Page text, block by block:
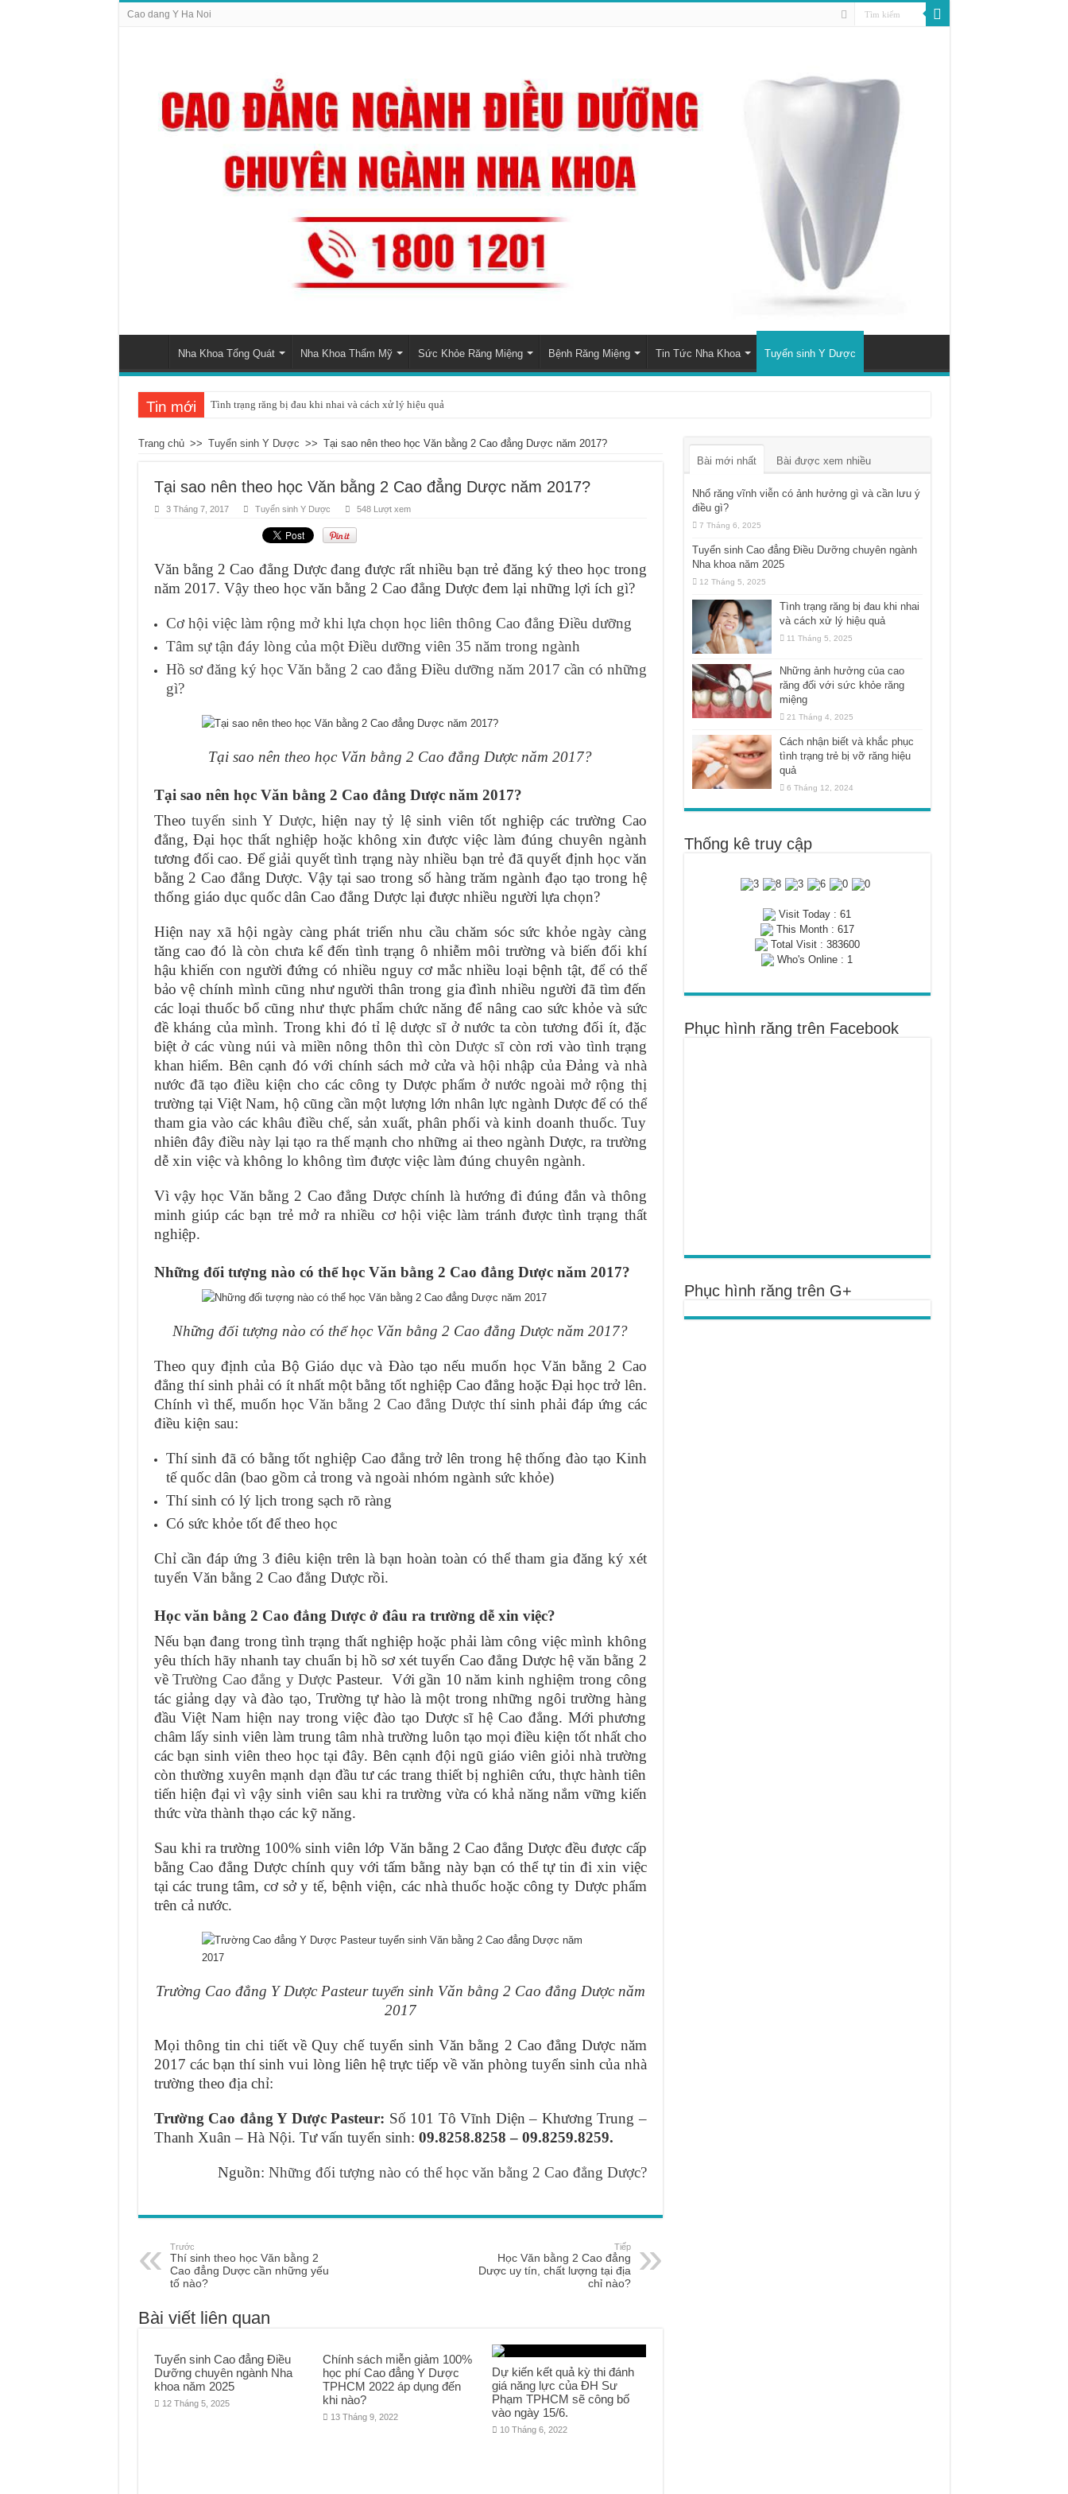
Cao dang Y Ha Noi
Nha Khoa Tổng Quát Nha Khoa Thẩm Mỹ Sức Khỏe Răng Miệng Bệnh Răng Miệng Tin Tức Nha Khoa Tuyển sinh Y Dược
Tin mới Tình trạng răng bị đau khi nhai và cách xử lý hiệu quả
Trang chủ >> Tuyển sinh Y Dược >> Tại sao nên theo học Văn bằng 2 Cao đẳng Dược năm 2017?
Tại sao nên theo học Văn bằng 2 Cao đẳng Dược năm 2017?
3 Tháng 7, 2017 Tuyển sinh Y Dược 548 Lượt xem
Văn bằng 2 Cao đẳng Dược đang được rất nhiều bạn trẻ đăng ký theo học trong
năm 2017. Vậy theo học văn bằng 2 Cao đẳng Dược đem lại những lợi ích gì?
Cơ hội việc làm rộng mở khi lựa chọn học liên thông Cao đẳng Điều dưỡng
Tâm sự tận đáy lòng của một Điều dưỡng viên 35 năm trong ngành
Hồ sơ đăng ký học Văn bằng 2 cao đẳng Điều dưỡng năm 2017 cần có những
gì?
Tại sao nên theo học Văn bằng 2 Cao đẳng Dược năm 2017?
Tại sao nên học Văn bằng 2 Cao đẳng Dược năm 2017?
Theotuyển sinh Y Dược, hiện nay tỷ lệ sinh viên tốt nghiệp các trường Cao
đẳng, Đại học thất nghiệp hoặc không xin được việc làm đúng chuyên ngành
tương đối cao. Để giải quyết tình trạng này nhiều bạn trẻ đã quyết định học văn
bằng 2 Cao đẳng Dược. Vậy tại sao trong số hàng trăm ngành đạo tạo trong hệ
thống giáo dục quốc dân Cao đẳng Dược lại được nhiều người lựa chọn?
Hiện nay xã hội ngày càng phát triển nhu cầu chăm sóc sức khỏe ngày càng
tăng cao đó là còn chưa kể đến tình trạng ô nhiễm môi trường và biến đổi khí
hậu khiến con người đứng có nhiều nguy cơ mắc nhiều loại bệnh tật, để có thể
bảo vệ chính mình cũng như người thân trong gia đình nhiều người đã tìm đến
các loại thuốc bổ cũng như thực phẩm chức năng để nâng cao sức khỏe và sức
đề kháng của mình. Trong khi đó tỉ lệ dược sĩ ở nước ta còn tương đối ít, đặc
biệt ở các vùng núi và miền nông thôn thì cònDược sĩcòn rơi vào tình trạng
khan hiểm. Bên cạnh đó với chính sách mở cửa và hội nhập của Đảng và nhà
nước đã tạo điều kiện cho các công ty Dược phẩm ở nước ngoài mở rộng thị
trường tại Việt Nam, hộ cũng cần một lượng lớn nhân lực ngành Dược để có thể
tham gia vào các khâu điều chế, sản xuất, phân phối và kinh doanh thuốc. Tuy
nhiên đây điều này lại tạo ra thế mạnh cho những ai theo ngành Dược, ra trường
dễ xin việc và không lo không tìm được việc làm đúng chuyên ngành.
Vì vậy học Văn bằng 2 Cao đẳng Dược chính là hướng đi đúng đắn và thông
minh giúp các bạn trẻ mở ra nhiều cơ hội việc làm tránh được tình trạng thất
nghiệp.
Những đối tượng nào có thể học Văn bằng 2 Cao đẳng Dược năm 2017?
Những đối tượng nào có thể học Văn bằng 2 Cao đẳng Dược năm 2017?
Theo quy định của Bộ Giáo dục và Đào tạo nếu muốn học Văn bằng 2 Cao
đẳng thí sinh phải có ít nhất một bằng tốt nghiệp Cao đẳng hoặc Đại học trở lên.
Chính vì thế, muốn họcVăn bằng 2 Cao đẳng Dượcthí sinh phải đáp ứng các
điều kiện sau:
Thí sinh đã có bằng tốt nghiệp Cao đẳng trở lên trong hệ thống đào tạo Kinh
tế quốc dân (bao gồm cả trong và ngoài nhóm ngành sức khỏe)
Thí sinh có lý lịch trong sạch rõ ràng
Có sức khỏe tốt để theo học
Chỉ cần đáp ứng 3 điêu kiện trên là bạn hoàn toàn có thể tham gia đăng ký xét
tuyển Văn bằng 2 Cao đẳng Dược rồi.
Học văn bằng 2 Cao đẳng Dược ở đâu ra trường dễ xin việc?
Nếu bạn đang trong tình trạng thất nghiệp hoặc phải làm công việc mình không
yêu thích hãy nhanh tay chuẩn bị hồ sơ xét tuyển Cao đẳng Dược hệ văn bằng 2
vềTrường Cao đẳng y Dược Pasteur. Với gần 10 năm kinh nghiệm trong công
tác giảng dạy và đào tạo, Trường tự hào là một trong những ngôi trường hàng
đầu Việt Nam hiện nay trong việc đào tạo Dược sĩ hệ Cao đẳng. Mới phương
châm lấy sinh viên làm trung tâm nhà trường luôn tạo mọi điều kiện tốt nhất cho
các bạn sinh viên theo học tại đây. Bên cạnh đội ngũ giáo viên giỏi nhà trường
còn thường xuyên mạnh dạn đầu tư các trang thiết bị nghiên cứu, thực hành tiên
tiến hiện đại vì vậy sinh viên sau khi ra trường vừa có khả năng nắm vững kiến
thức vừa thành thạo các kỹ năng.
Sau khi ra trường 100% sinh viên lớp Văn bằng 2 Cao đẳng Dược đều được cấp
bằng Cao đẳng Dược chính quy với tấm bằng này bạn có thể tự tin đi xin việc
tại các trung tâm, cơ sở y tế, bệnh viện, các nhà thuốc hoặc công ty Dược phẩm
trên cả nước.
Trường Cao đẳng Y Dược Pasteur tuyển sinh Văn bằng 2 Cao đẳng Dược năm
2017
Mọi thông tin chi tiết về Quy chế tuyển sinh Văn bằng 2 Cao đẳng Dược năm
2017 các bạn thí sinh vui lòng liên hệ trực tiếp về văn phòng tuyển sinh của nhà
trường theo địa chỉ:
Trường Cao đẳng Y Dược Pasteur: Số 101 Tô Vĩnh Diện – Khương Trung –
Thanh Xuân – Hà Nội. Tư vấn tuyển sinh: 09.8258.8258 – 09.8259.8259.
Nguồn: Những đối tượng nào có thể học văn bằng 2 Cao đẳng Dược?
Trước
Thí sinh theo học Văn bằng 2
Cao đẳng Dược cần những yếu
tố nào?
Tiếp
Học Văn bằng 2 Cao đẳng
Dược uy tín, chất lượng tại địa
chỉ nào?
Bài viết liên quan
Tuyển sinh Cao đẳng Điều
Dưỡng chuyên ngành Nha
khoa năm 2025
12 Tháng 5, 2025
Chính sách miễn giảm 100%
học phí Cao đẳng Y Dược
TPHCM 2022 áp dụng đến
khi nào?
13 Tháng 9, 2022
Dự kiến kết quả kỳ thi đánh
giá năng lực của ĐH Sư
Phạm TPHCM sẽ công bố
vào ngày 15/6.
10 Tháng 6, 2022
Bài mới nhất Bài được xem nhiều
Nhổ răng vĩnh viễn có ảnh hưởng gì và cần lưu ý
điều gì?
7 Tháng 6, 2025
Tuyển sinh Cao đẳng Điều Dưỡng chuyên ngành
Nha khoa năm 2025
12 Tháng 5, 2025
Tình trạng răng bị đau khi nhai
và cách xử lý hiệu quả
11 Tháng 5, 2025
Những ảnh hưởng của cao
răng đối với sức khỏe răng
miệng
21 Tháng 4, 2025
Cách nhận biết và khắc phục
tình trạng trẻ bị vỡ răng hiệu
quả
6 Tháng 12, 2024
Thống kê truy cập
Visit Today : 61
This Month : 617
Total Visit : 383600
Who's Online : 1
Phục hình răng trên Facebook
Phục hình răng trên G+